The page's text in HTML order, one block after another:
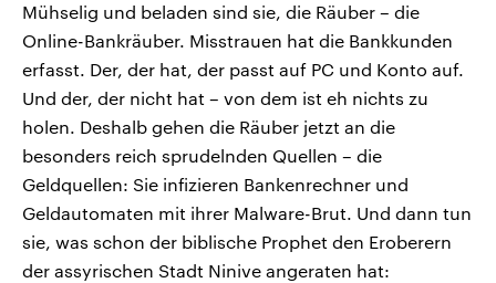
Mühselig und beladen sind sie, die Räuber – die
Online-Bankräuber. Misstrauen hat die Bankkunden
erfasst. Der, der hat, der passt auf PC und Konto auf.
Und der, der nicht hat – von dem ist eh nichts zu
holen. Deshalb gehen die Räuber jetzt an die
besonders reich sprudelnden Quellen – die
Geldquellen: Sie infizieren Bankenrechner und
Geldautomaten mit ihrer Malware-Brut. Und dann tun
sie, was schon der biblische Prophet den Eroberern
der assyrischen Stadt Ninive angeraten hat: